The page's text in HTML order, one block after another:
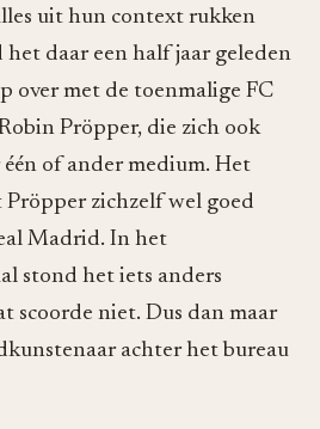
uit hun context rukken
het daar een half jaar geleden
over met de toenmalige FC
Pröpper, die zich ook
of ander medium. Het
zichzelf wel goed
Madrid. In het
stond het iets anders
scoorde niet. Dus dan maar
achter het bureau